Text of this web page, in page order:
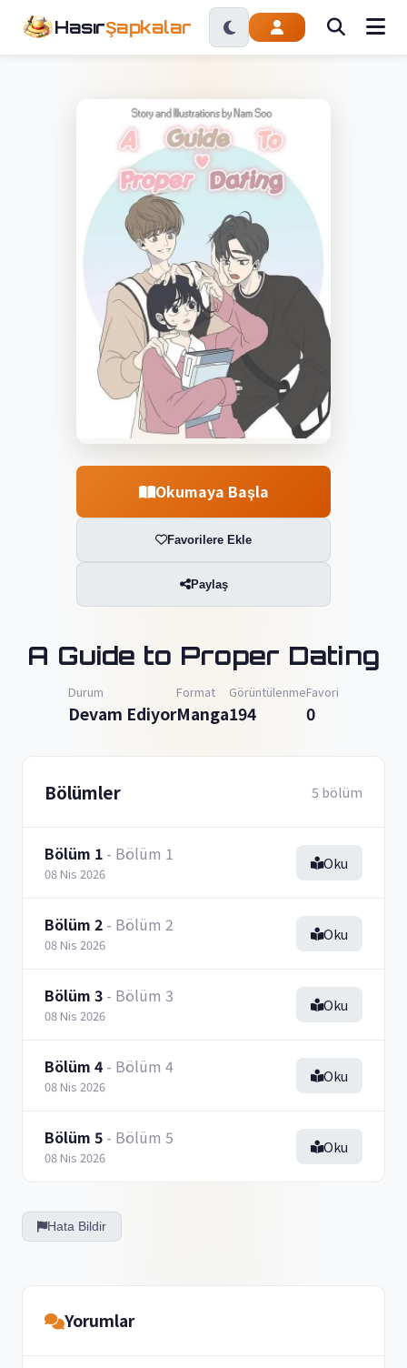
HasırŞapkalar
Okumaya Başla
Favorilere Ekle
Paylaş
A Guide to Proper Dating
Durum
Devam Ediyor
Format
Manga
Görüntülenme
194
Favori
0
Bölümler 5 bölüm
Bölüm 1 - Bölüm 1
08 Nis 2026
Oku
Bölüm 2 - Bölüm 2
08 Nis 2026
Oku
Bölüm 3 - Bölüm 3
08 Nis 2026
Oku
Bölüm 4 - Bölüm 4
08 Nis 2026
Oku
Bölüm 5 - Bölüm 5
08 Nis 2026
Oku
Hata Bildir
Yorumlar